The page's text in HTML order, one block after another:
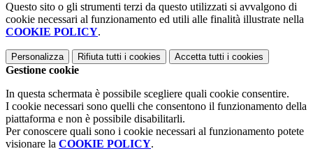
Questo sito o gli strumenti terzi da questo utilizzati si avvalgono di
cookie necessari al funzionamento ed utili alle finalità illustrate nella
COOKIE POLICY.
Personalizza Rifiuta tutti i cookies Accetta tutti i cookies
Gestione cookie
In questa schermata è possibile scegliere quali cookie consentire.
I cookie necessari sono quelli che consentono il funzionamento della
piattaforma e non è possibile disabilitarli.
Per conoscere quali sono i cookie necessari al funzionamento potete
visionare la COOKIE POLICY.